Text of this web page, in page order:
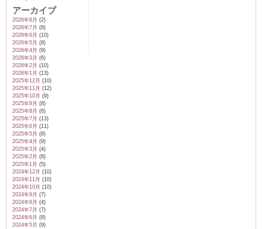
アーカイブ
2026年8月 (2)
2026年7月 (8)
2026年6月 (10)
2026年5月 (8)
2026年4月 (9)
2026年3月 (6)
2026年2月 (10)
2026年1月 (13)
2025年12月 (10)
2025年11月 (12)
2025年10月 (9)
2025年9月 (8)
2025年8月 (6)
2025年7月 (13)
2025年6月 (11)
2025年5月 (8)
2025年4月 (9)
2025年3月 (4)
2025年2月 (8)
2025年1月 (5)
2024年12月 (10)
2024年11月 (10)
2024年10月 (10)
2024年9月 (7)
2024年8月 (4)
2024年7月 (7)
2024年6月 (8)
2024年5月 (9)